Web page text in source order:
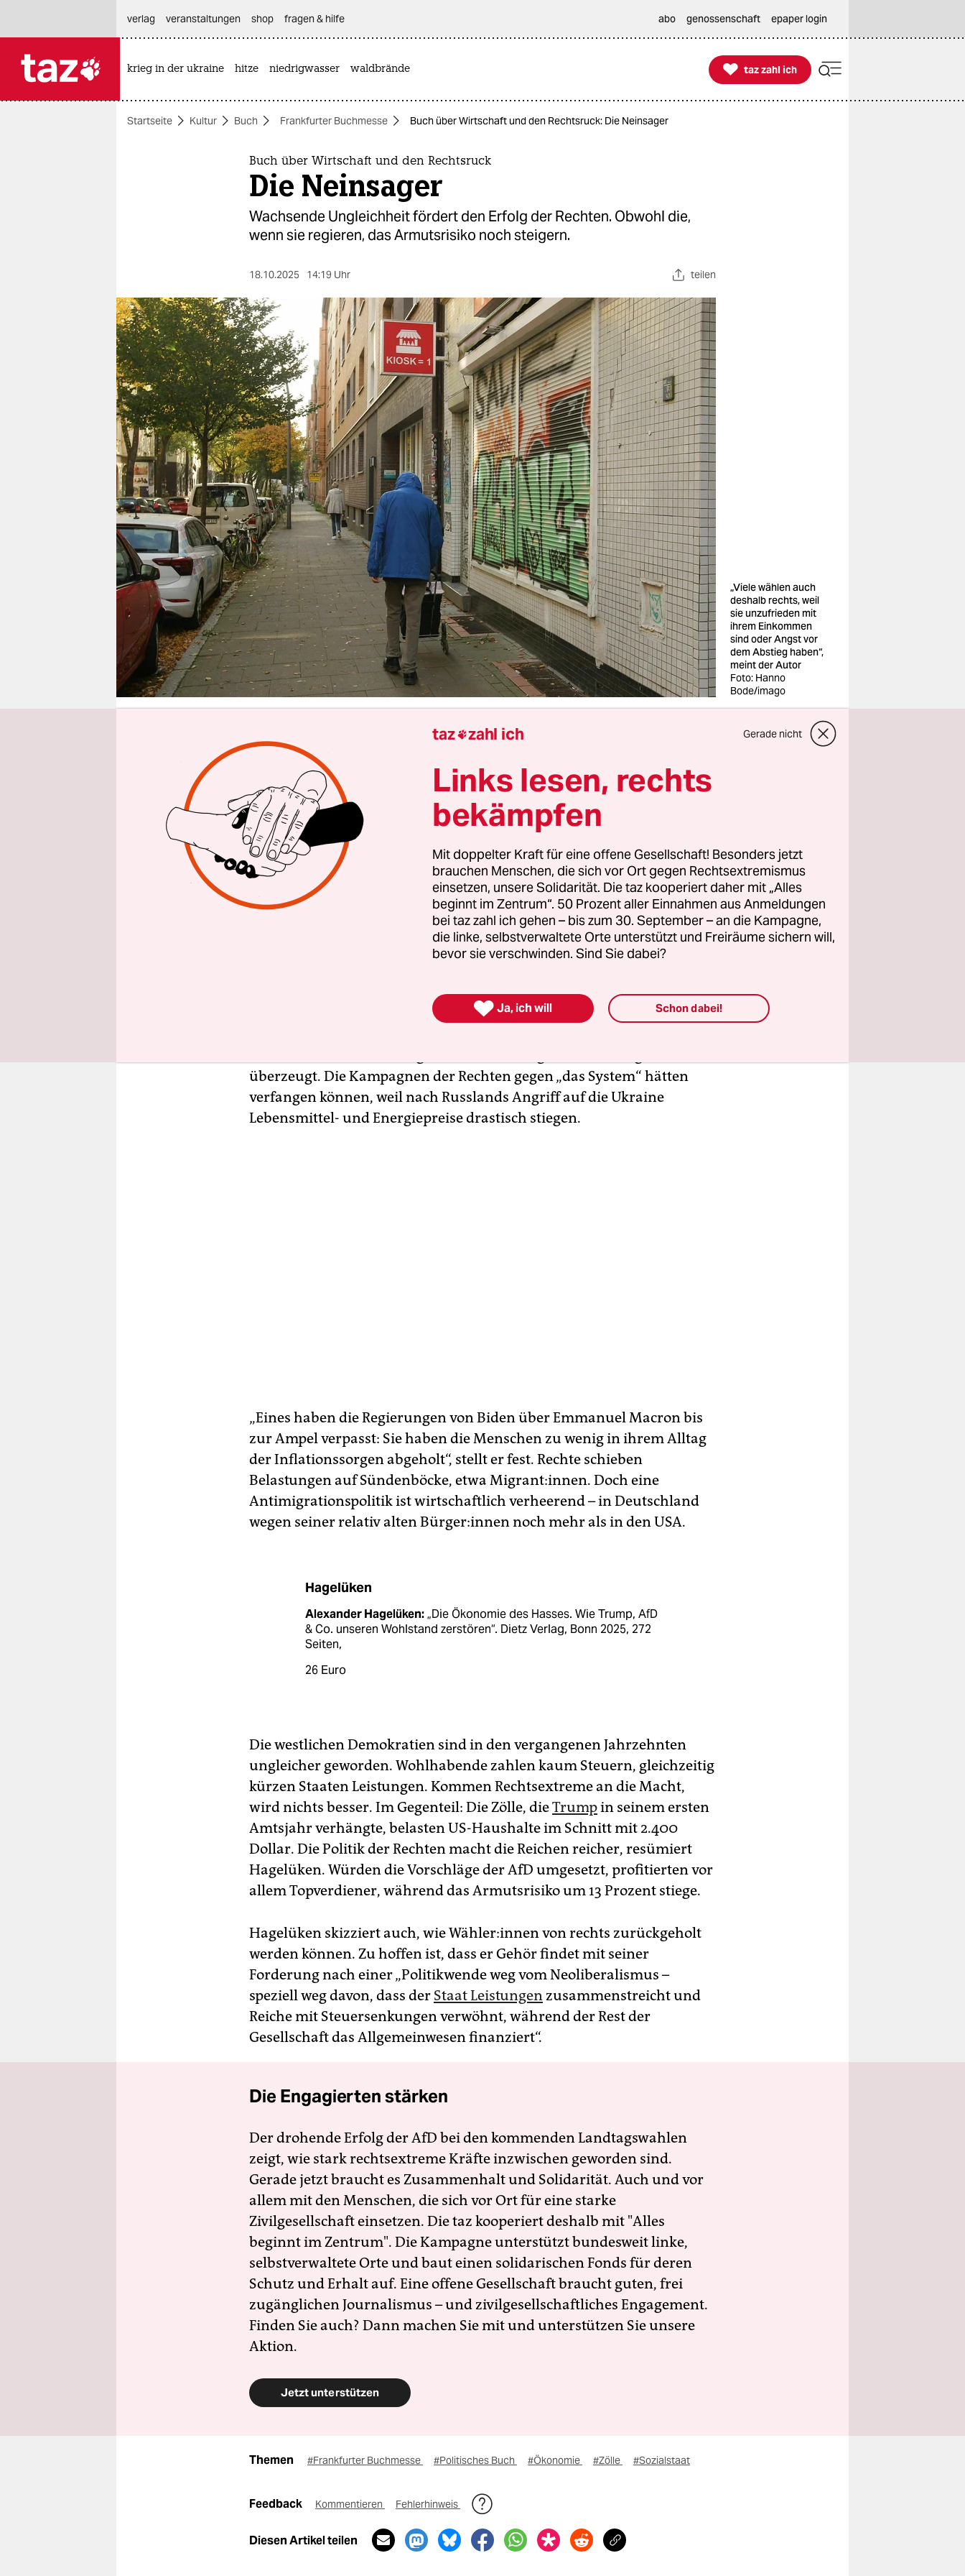
themen
berlin
nord
wahrheit
verlag
verlag
veranstaltungen
shop
fragen & hilfe
unterstützen
abo
genossenschaft
epaper login
verlag
veranstaltungen shop fragen & hilfe abo genossenschaft epaper login
krieg in der ukraine hitze niedrigwasser waldbrände 
taz zahl ich
taz zahl ich
Startseite Kultur Buch Frankfurter Buchmesse Buch über Wirtschaft und den Rechtsruck: Die Neinsager
Buch über Wirtschaft und den Rechtsruck
Die Neinsager
Wachsende Ungleichheit fördert den Erfolg der Rechten. Obwohl die,
wenn sie regieren, das Armutsrisiko noch steigern.
18.10.2025 14:19 Uhr teilen
„Viele wählen auch
deshalb rechts, weil
sie unzufrieden mit
ihrem Einkommen
sind oder Angst vor
dem Abstieg haben“,
meint der Autor
Foto: Hanno
Bode/imago
Von
Ob Alice Weidel, Nigel Farage, Donald Trump oder Marine Le Pen, eines
haben extrem Rechte gemeinsam: ihre aggressive Anti-Haltung. Sie
sind gegen Minderheiten, gegen Klimaschutz, gegen Steuern für
Reiche, gegen den Sozialstaat und gegen noch vieles mehr. „Das Nein
ist so dominant, dass es in den Schatten stellt,fürwas die Rechten
eigentlich sind“, schreibt Alexander Hagelüken, Wirtschaftsredakteur
, in seinem lesenswerten Buch „Die
Ökonomie des Hasses“. Hagelüken legt eine überzeugende Analyse der
überzeugt. Die Kampagnen der Rechten gegen „das System“ hätten
verfangen können, weil nach Russlands Angriff auf die Ukraine
Lebensmittel- und Energiepreise drastisch stiegen.
„Eines haben die Regierungen von Biden über Emmanuel Macron bis
zur Ampel verpasst: Sie haben die Menschen zu wenig in ihrem Alltag
der Inflationssorgen abgeholt“, stellt er fest. Rechte schieben
Belastungen auf Sündenböcke, etwa Migrant:innen. Doch eine
Antimigrationspolitik ist wirtschaftlich verheerend – in Deutschland
wegen seiner relativ alten Bür­ge­r:in­nen noch mehr als in den USA.
Hagelüken
Alexander Hagelüken:„Die Öko­nomie des Hasses. Wie Trump, AfD
& Co. unseren Wohlstand zerstören“. Dietz Verlag, Bonn 2025, 272
Seiten,
26 Euro
Die westlichen Demokratien sind in den vergangenen Jahrzehnten
ungleicher geworden. Wohlhabende zahlen kaum Steuern, gleichzeitig
kürzen Staaten Leistungen. Kommen Rechtsextreme an die Macht,
wird nichts besser. Im Gegenteil: Die Zölle, dieTrumpin seinem ersten
Amtsjahr verhängte, belasten US-Haushalte im Schnitt mit 2.400
Dollar. Die Politik der Rechten macht die Reichen reicher, resümiert
Hagelüken. Würden die Vorschläge der AfD umgesetzt, profitierten vor
allem Topverdiener, während das Armutsrisiko um 13 Prozent stiege.
Hagelüken skizziert auch, wie Wäh­le­r:in­nen von rechts zurückgeholt
werden können. Zu hoffen ist, dass er Gehör findet mit seiner
Forderung nach einer „Politikwende weg vom Neoliberalismus –
speziell weg davon, dass der Staat Leistungen zusammenstreicht und
Reiche mit Steuersenkungen verwöhnt, während der Rest der
Gesellschaft das Allgemeinwesen finanziert“.
Die Engagierten stärken
Der drohende Erfolg der AfD bei den kommenden Landtagswahlen
zeigt, wie stark rechtsextreme Kräfte inzwischen geworden sind.
Gerade jetzt braucht es Zusammenhalt und Solidarität. Auch und vor
allem mit den Menschen, die sich vor Ort für eine starke
Zivilgesellschaft einsetzen. Die taz kooperiert deshalb mit "Alles
beginnt im Zentrum". Die Kampagne unterstützt bundesweit linke,
selbstverwaltete Orte und baut einen solidarischen Fonds für deren
Schutz und Erhalt auf. Eine offene Gesellschaft braucht guten, frei
zugänglichen Journalismus – und zivilgesellschaftliches Engagement.
Finden Sie auch? Dann machen Sie mit und unterstützen Sie unsere
Aktion.
Jetzt unterstützen
Themen #Frankfurter Buchmesse #Politisches Buch #Ökonomie #Zölle #Sozialstaat
Feedback Kommentieren Fehlerhinweis
Diesen Artikel teilen
taz zahl ich Gerade nicht
Links lesen, rechts
bekämpfen
Mit doppelter Kraft für eine offene Gesellschaft! Besonders jetzt
brauchen Menschen, die sich vor Ort gegen Rechtsextremismus
einsetzen, unsere Solidarität. Die taz kooperiert daher mit „Alles
beginnt im Zentrum“. 50 Prozent aller Einnahmen aus Anmeldungen
bei taz zahl ich gehen – bis zum 30. September – an die Kampagne,
die linke, selbstverwaltete Orte unterstützt und Freiräume sichern will,
bevor sie verschwinden. Sind Sie dabei?
 Ja, ich will Schon dabei!